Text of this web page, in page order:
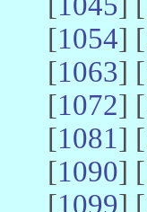
[1054] [
[1063] [
[1072] [
[1081] [
[1090] [
[1099] [